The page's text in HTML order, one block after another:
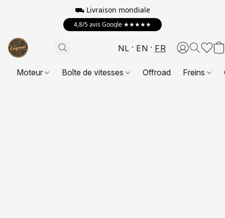
⛟ Livraison mondiale
4,8/5 avis Google ★★★★★
NL EN FR
Moteur Boîte de vitesses Offroad Freins